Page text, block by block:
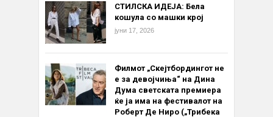
СТИЛСКА ИДЕЈА: Бела
кошула со машки крој
јуни 17, 2026
Филмот „Скејтбордингот не
е за девојчиња“ на Дина
Дума светската премиера
ќе ја има на фестивалот на
Роберт Де Ниро („Трибека